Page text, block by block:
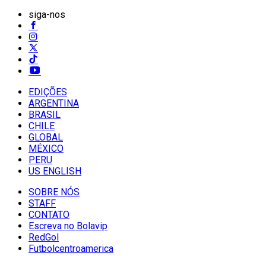
siga-nos
EDIÇÕES
ARGENTINA
BRASIL
CHILE
GLOBAL
MÉXICO
PERU
US ENGLISH
SOBRE NÓS
STAFF
CONTATO
Escreva no Bolavip
RedGol
Futbolcentroamerica